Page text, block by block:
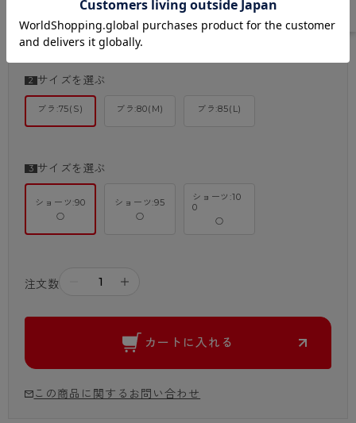
（690）
ーン（806）
サイズを選ぶ
ブラ:75(S) ブラ:80(M) ブラ:85(L)
サイズを選ぶ
ショーツ:90
○
ショーツ:95
○
ショーツ:10
0
○
注文数 ＋
カートに入れる
この商品に関するお問い合わせ